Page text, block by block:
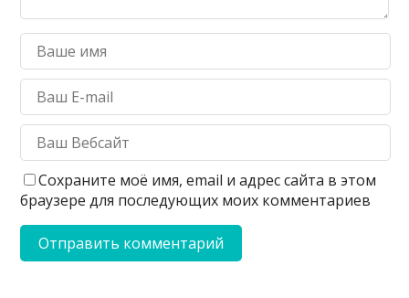
Сохраните моё имя, email и адрес сайта в этом
браузере для последующих моих комментариев